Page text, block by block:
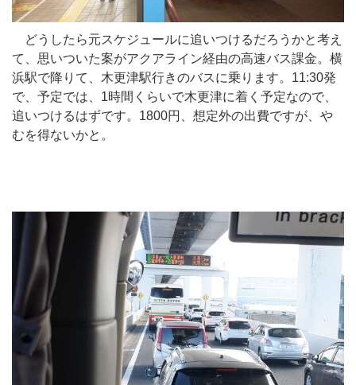
どうしたら元スケジュールに追いつけるだろうかと考え
て、思いついた案がアクアライン経由の高速バス課金。横
浜駅で降りて、木更津駅行きのバスに乗ります。11:30発
で、予定では、1時間くらいで木更津に着く予定なので、
追いつけるはずです。1800円、想定外の出費ですが、や
むを得ないかと。